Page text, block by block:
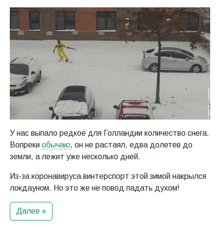
У нас выпало редкое для Голландии количество снега.
Вопреки обычаю, он не растаял, едва долетев до
земли, а лежит уже несколько дней.
Из-за коронавируса винтерспорт этой зимой накрылся
локдауном. Но это же не повод падать духом!
Далее »